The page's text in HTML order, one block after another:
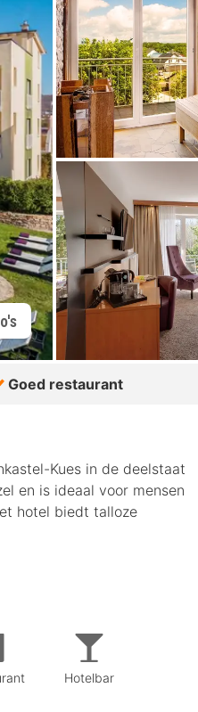
Goed restaurant
Kues in de deelstaat
en is ideaal voor mensen
hotel biedt talloze
Hotelbar